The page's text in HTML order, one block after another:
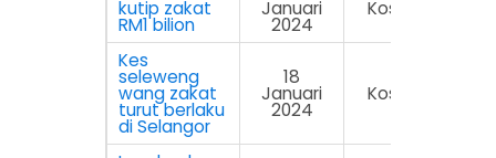
kutip zakat
RM1 bilion
Januari
2024
Kosmo
Kes
seleweng
wang zakat
turut berlaku
di Selangor
18
Januari
2024
Kosmo